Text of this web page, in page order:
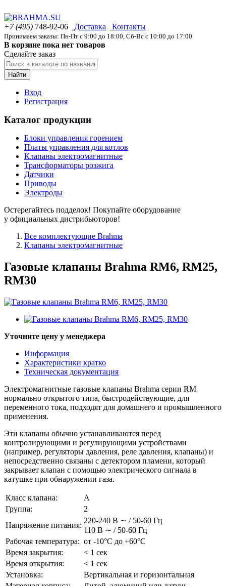
+7 (495) 748-92-06 Доставка Контакты
Принимаем заказы: Пн-Пт с 9:00 до 18:00, Сб-Вс с 10:00 до 17:00
В корзине пока нет товаров
Сделайте заказ
Найти
Вход
Регистрация
Каталог продукции
Блоки управления горением
Платы управления для котлов
Клапаны электромагнитные
Трансформаторы розжига
Датчики
Приводы
Электроды
Остерегайтесь подделок! Покупайте оборудование
у официальных дистрибьюторов!
Все комплектующие Brahma
Клапаны электромагнитные
Газовые клапаны Brahma RM6, RM25,
RM30
Уточните цену у менеджера
Информация
Характеристики кратко
Техническая документация
Электромагнитные газовые клапаны Brahma серии RM
нормально открытого типа, быстродействующие, для
переменного тока, подходят для домашнего и промышленного
применения.
Эти клапаны обычно устанавливаются перед
контролирующими и регулирующими устройствами
(например, регуляторы давления, реле давления, клапаны) и
непосредственно связаны с детектором пламени, который
закрывает клапан с помощью электрического сигнала в
катушке при обнаружении газа.
Класс клапана:
A
Группа:
2
Напряжение питания:
220-240 В ∼ / 50-60 Гц
110 В ∼ / 50-60 Гц
Рабочая температура: от -10°С до +60°С
Время закрытия:
< 1 сек
Время открытия:
< 1 сек
Установка:
Вертикальная и горизонтальная